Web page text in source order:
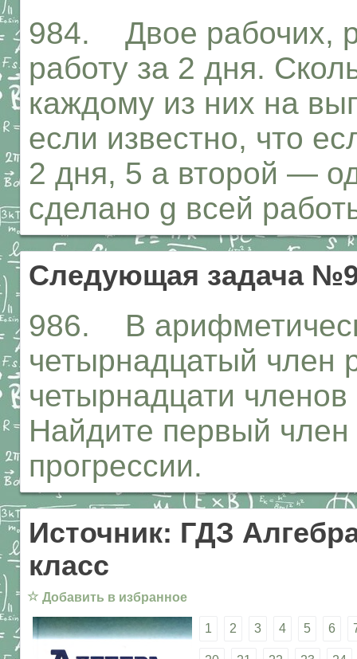
984. Двое рабочих,
работу за 2 дня.
каждому из них на
если известно, что
2 дня, 5 а второй —
сделано g всей
Следующая задача
986. В
четырнадцатый член
четырнадцати
Найдите первый член
прогрессии.
Источник: ГДЗ
класс
☆ Добавить в избранное
1 2 3 4 5 6